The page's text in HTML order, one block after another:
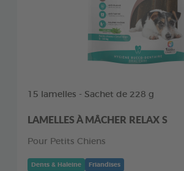
15 lamelles - Sachet de 228 g
LAMELLES À MÂCHER RELAX S
Pour Petits Chiens
Dents & Haleine Friandises